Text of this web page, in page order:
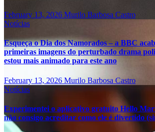
February 13, 2026 Murilo Barbosa Castro
Notícias
Esqueça o Dia dos Namorados – a BBC
primeiras imagens do perturbado drama
estou mais animado para este ano
February 13, 2026 Murilo Barbosa Castro
Notícias
Experimentei o aplicativo gratuito Hello
não consigo acreditar como ele é divertido